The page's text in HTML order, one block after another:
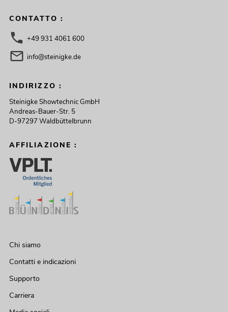
CONTATTO :
+49 931 4061 600
info@steinigke.de
INDIRIZZO :
Steinigke Showtechnic GmbH
Andreas-Bauer-Str. 5
D-97297 Waldbüttelbrunn
AFFILIAZIONE :
Chi siamo
Contatti e indicazioni
Supporto
Carriera